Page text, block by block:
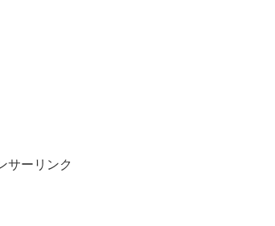
サーリンク